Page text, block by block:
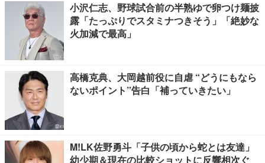
小沢仁志、野球試合前の半熟ゆで卵つけ麺披
露「たっぷりでスタミナつきそう」「絶妙な
火加減で最高」
高橋克典、大岡越前役に自虐 “どうにもなら
ないポイント”告白「補っていきたい」
M!LK佐野勇斗「子供の頃から蛇とは友達」
幼少期＆現在の比較ショットに反響相次ぐ